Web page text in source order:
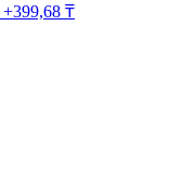
+399,68 ₸